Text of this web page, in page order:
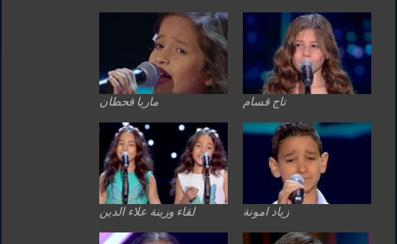
تاج قسام ماريا قحطان
زياد امونة لقاء وزينة علاء الدين